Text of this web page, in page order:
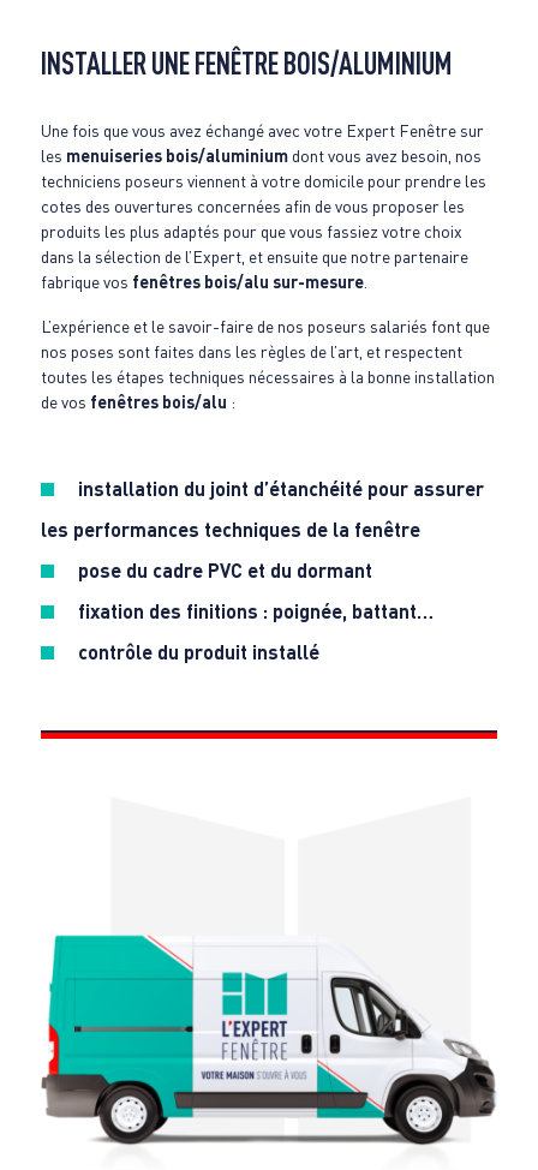
INSTALLER UNE FENÊTRE BOIS/ALUMINIUM
Une fois que vous avez échangé avec votre Expert Fenêtre sur
les menuiseries bois/aluminium dont vous avez besoin, nos
techniciens poseurs viennent à votre domicile pour prendre les
cotes des ouvertures concernées afin de vous proposer les
produits les plus adaptés pour que vous fassiez votre choix
dans la sélection de l’Expert, et ensuite que notre partenaire
fabrique vos fenêtres bois/alu sur-mesure.
L’expérience et le savoir-faire de nos poseurs salariés font que
nos poses sont faites dans les règles de l’art, et respectent
toutes les étapes techniques nécessaires à la bonne installation
de vos fenêtres bois/alu :
installation du joint d’étanchéité pour assurer
les performances techniques de la fenêtre
pose du cadre PVC et du dormant
fixation des finitions : poignée, battant…
contrôle du produit installé